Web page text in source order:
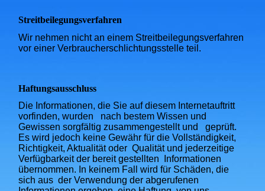
Streitbeilegungsverfahren
Wir nehmen nicht an einem Streitbeilegungsverfahren
vor einer Verbraucherschlichtungsstelle teil.
Haftungsausschluss
Die Informationen, die Sie auf diesem Internetauftritt
vorfinden, wurden nach bestem Wissen und
Gewissen sorgfältig zusammengestellt und geprüft.
Es wird jedoch keine Gewähr für die Vollständigkeit,
Richtigkeit, Aktualität oder Qualität und jederzeitige
Verfügbarkeit der bereit gestellten Informationen
übernommen. In keinem Fall wird für Schäden, die
sich aus der Verwendung der abgerufenen